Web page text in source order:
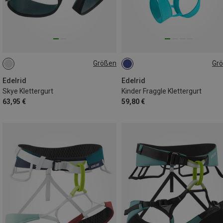
Größen
Edelrid
Skye Klettergurt
63,95 €
62-92CM
Edelrid
Kinder Fraggle Klettergurt
59,80 €
XXS | 45-55CM XS | 50-60CM